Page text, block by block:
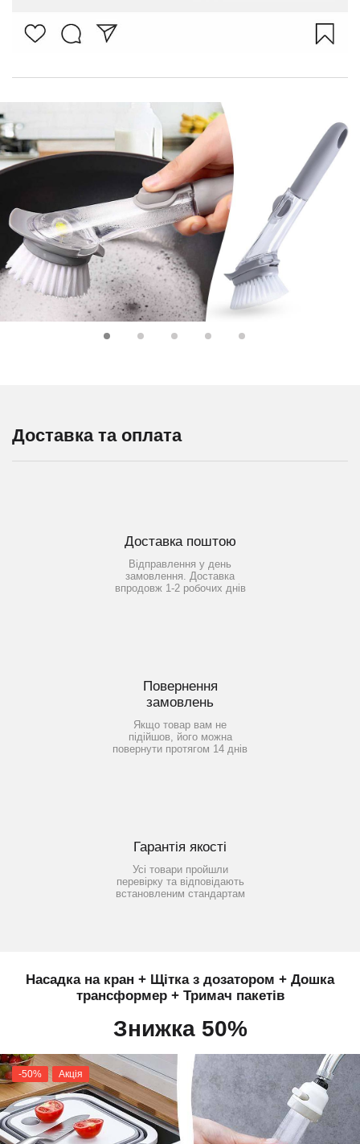
Доставка та оплата
Доставка поштою
Відправлення у день
замовлення. Доставка
впродовж 1-2 робочих днів
Повернення
замовлень
Якщо товар вам не
підійшов, його можна
повернути протягом 14 днів
Гарантія якості
Усі товари пройшли
перевірку та відповідають
встановленим стандартам
Насадка на кран + Щітка з дозатором + Дошка
трансформер + Тримач пакетів
Знижка 50%
-50% Акція